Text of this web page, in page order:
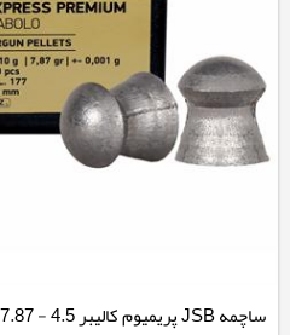
ساچمه JSB پریمیوم کالیبر 4.5 - 7.87 گرین